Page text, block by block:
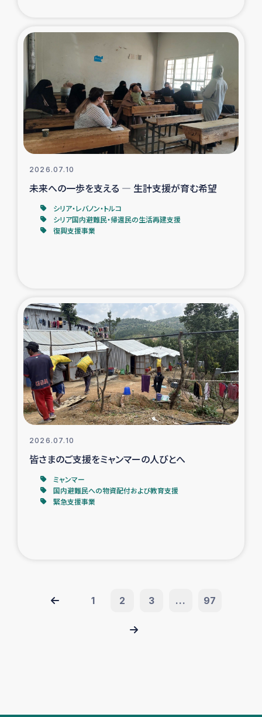
2026.07.10
未来への一歩を支える ― 生計支援が育む希望
シリア・レバノン・トルコ
シリア国内避難民・帰還民の生活再建支援
復興支援事業
2026.07.10
皆さまのご支援をミャンマーの人びとへ
ミャンマー
国内避難民への物資配付および教育支援
緊急支援事業
1 2 3 ... 97